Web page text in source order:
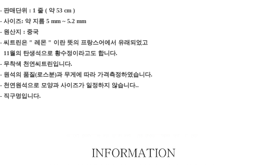
- 판매단위 : 1 줄 ( 약 53 cm )
- 사이즈: 약 지름 5 mm ~ 5.2 mm
- 원산지 : 중국
- 씨트린은 " 레몬 " 이란 뜻의 프랑스어에서 유래되었고
11월의 탄생석으로 황수정이라고도 합니다.
- 무착색 천연씨트린입니다.
- 원석의 품질(로스분)과 무게에 따라 가격측정하였습니다.
- 천연원석으로 모양과 사이즈가 일정하지 않습니다..
- 직구멍입니다.